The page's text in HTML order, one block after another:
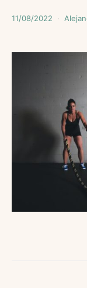
11/08/2022